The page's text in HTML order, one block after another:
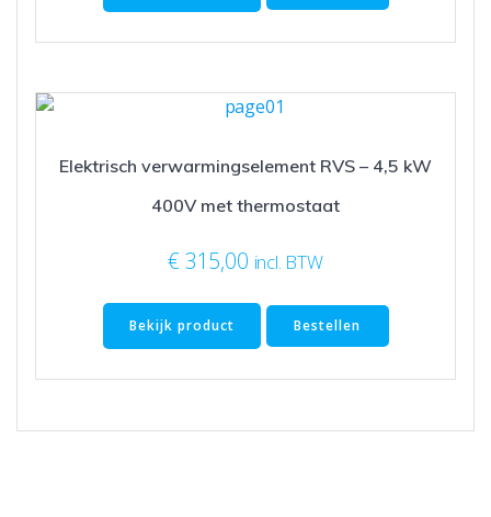
Elektrisch verwarmingselement RVS – 4,5 kW
400V met thermostaat
€ 315,00 incl. BTW
Bekijk product Bestellen